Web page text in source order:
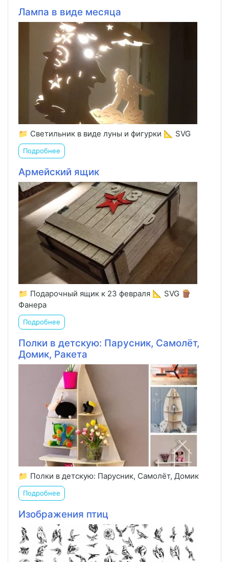
Лампа в виде месяца
📁 Светильник в виде луны и фигурки 📐 SVG
Подробнее
Армейский ящик
📁 Подарочный ящик к 23 февраля 📐 SVG 🪵
Фанера
Подробнее
Полки в детскую: Парусник, Самолёт,
Домик, Ракета
📁 Полки в детскую: Парусник, Самолёт, Домик
Подробнее
Изображения птиц